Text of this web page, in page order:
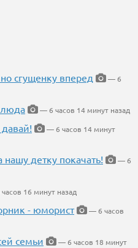
сгущенку вперед
— 6
— 6 часов 14 минут назад
давай!
— 6 часов 14 минут
детку покачать!
— 6
16 минут назад
- юморист
— 6 часов
семьи
— 6 часов 18 минут